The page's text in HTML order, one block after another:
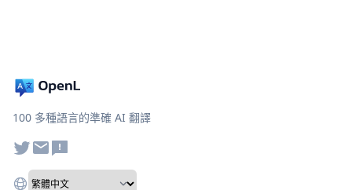
100 多種語言的準確 AI 翻譯